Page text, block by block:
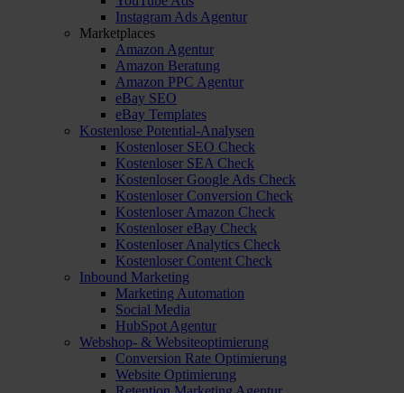
Instagram Ads Agentur
Marketplaces
Amazon Agentur
Amazon Beratung
Amazon PPC Agentur
eBay SEO
eBay Templates
Kostenlose Potential-Analysen
Kostenloser SEO Check
Kostenloser SEA Check
Kostenloser Google Ads Check
Kostenloser Conversion Check
Kostenloser Amazon Check
Kostenloser eBay Check
Kostenloser Analytics Check
Kostenloser Content Check
Inbound Marketing
Marketing Automation
Social Media
HubSpot Agentur
Webshop- & Websiteoptimierung
Conversion Rate Optimierung
Website Optimierung